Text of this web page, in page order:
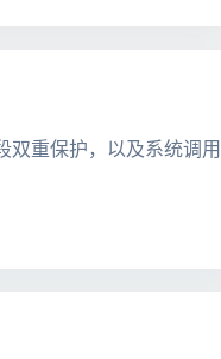
双重保护，以及系统调用